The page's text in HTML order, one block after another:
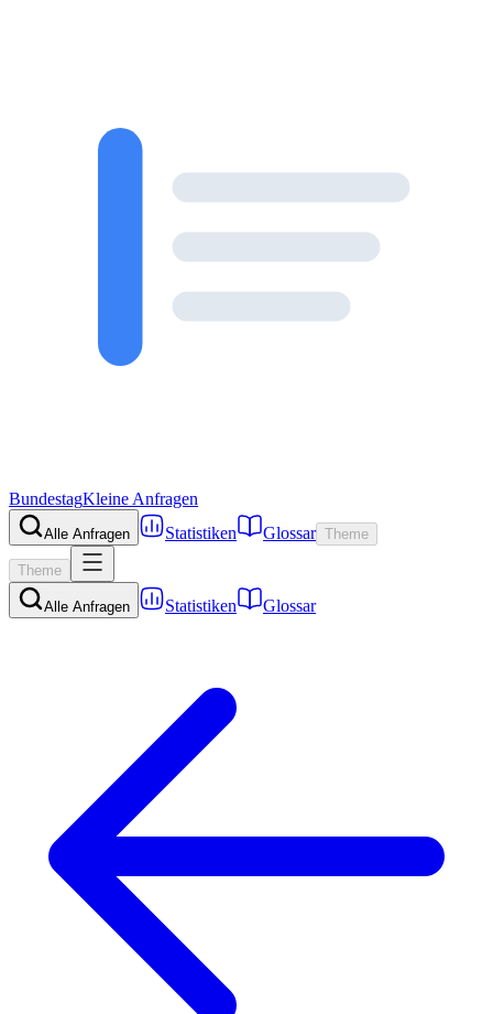
BundestagKleine Anfragen
Alle Anfragen Statistiken Glossar Theme
Theme
Alle Anfragen Statistiken Glossar